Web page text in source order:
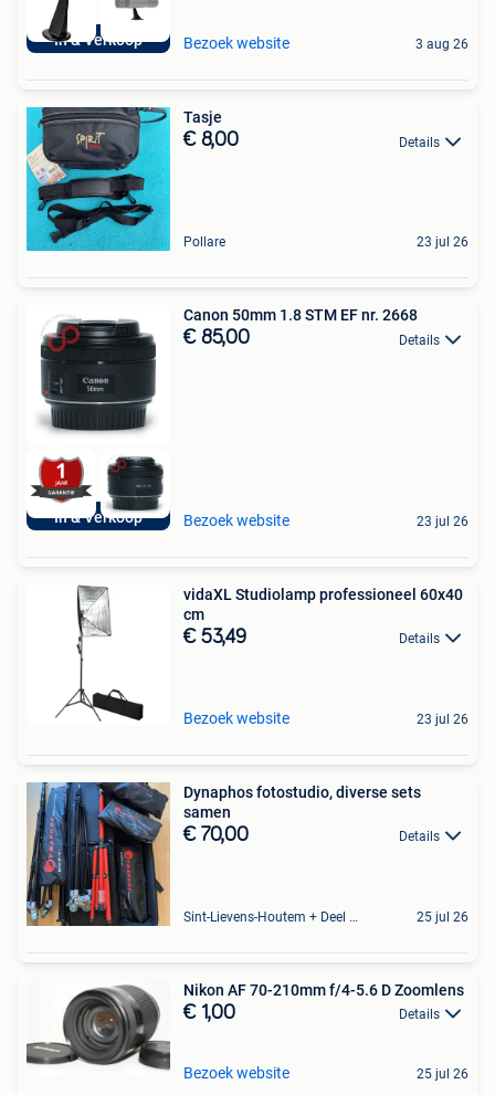
In & Verkoop Bezoek website 3 aug 26
Tasje
€ 8,00 Details
Pollare 23 jul 26
In & Verkoop
Canon 50mm 1.8 STM EF nr. 2668
€ 85,00 Details
Bezoek website 23 jul 26
vidaXL Studiolamp professioneel 60x40
cm
€ 53,49 Details
Bezoek website 23 jul 26
Dynaphos fotostudio, diverse sets
samen
€ 70,00 Details
Sint-Lievens-Houtem + Deel Oombergen 25 jul 26
Nikon AF 70-210mm f/4-5.6 D Zoomlens
€ 1,00 Details
Bezoek website 25 jul 26